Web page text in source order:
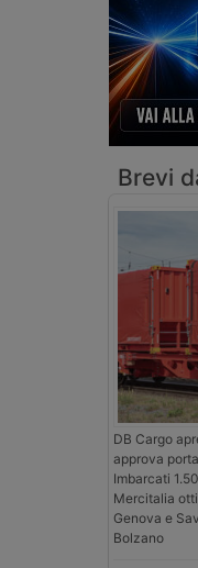
Brevi
DB Cargo
approva
Imbarcati
Mercitalia
Genova e
Bolzano